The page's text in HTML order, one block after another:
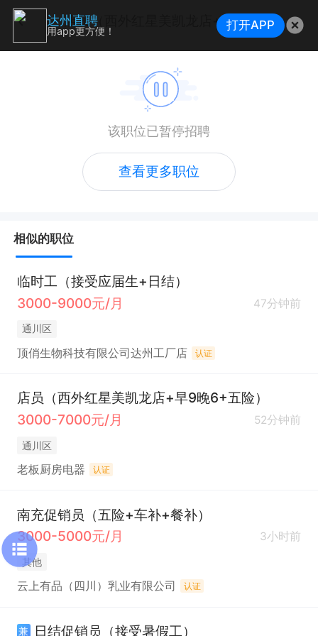
店员（西外红星美凯龙店+早9晚6+五险）
该职位已暂停招聘
查看更多职位
相似的职位
临时工（接受应届生+日结）
3000-9000元/月
47分钟前
通川区
顶俏生物科技有限公司达州工厂店 认证
店员（西外红星美凯龙店+早9晚6+五险）
3000-7000元/月
52分钟前
通川区
老板厨房电器 认证
南充促销员（五险+车补+餐补）
3000-5000元/月
3小时前
其他
云上有品（四川）乳业有限公司 认证
兼 日结促销员（接受暑假工）
达州直聘
用app更方便！ 打开APP